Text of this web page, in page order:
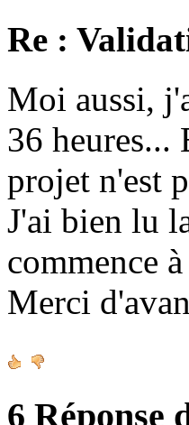
Re :
Moi aussi,
36 heures...
projet n'est
J'ai bien lu
commence
Merci
6 Réponse